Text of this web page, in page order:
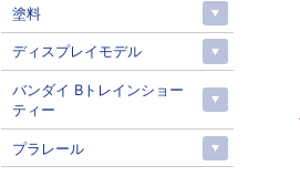
塗料
ディスプレイモデル
バンダイ Bトレインショー
ティー
プラレール